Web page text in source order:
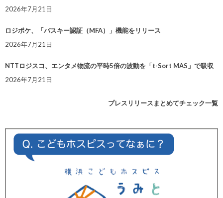
2026年7月21日
ロジポケ、「パスキー認証（MFA）」機能をリリース
2026年7月21日
NTTロジスコ、エンタメ物流の平時5倍の波動を「t-Sort MAS」で吸収
2026年7月21日
プレスリリースまとめてチェック一覧